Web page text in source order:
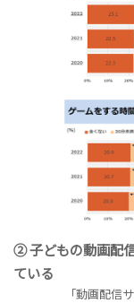
② 子どもの動画配
ている
「動画配信